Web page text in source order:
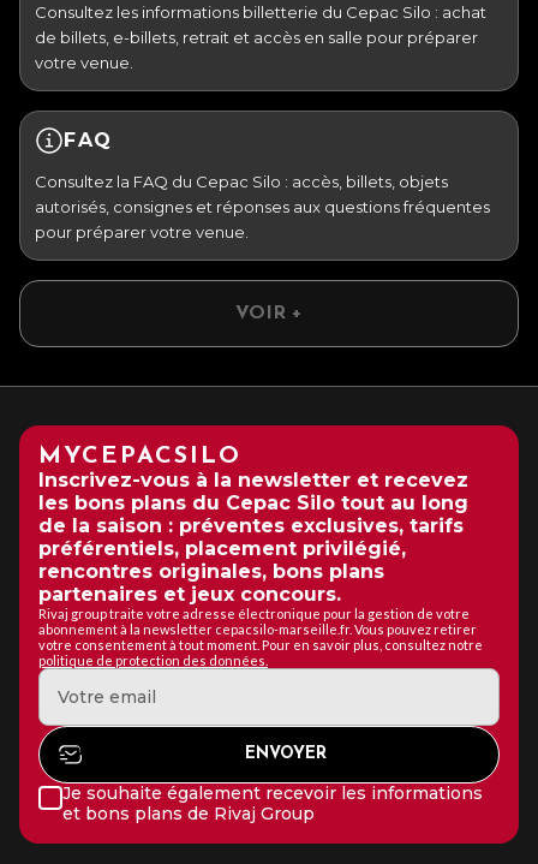
Consultez les informations billetterie du Cepac Silo : achat
de billets, e-billets, retrait et accès en salle pour préparer
votre venue.
FAQ
Consultez la FAQ du Cepac Silo : accès, billets, objets
autorisés, consignes et réponses aux questions fréquentes
pour préparer votre venue.
VOIR +
MYCEPACSILO
Inscrivez-vous à la newsletter et recevez
les bons plans du Cepac Silo tout au long
de la saison : préventes exclusives, tarifs
préférentiels, placement privilégié,
rencontres originales, bons plans
partenaires et jeux concours.
Rivaj group traite votre adresse électronique pour la gestion de votre
abonnement à la newsletter cepacsilo-marseille.fr. Vous pouvez retirer
votre consentement à tout moment. Pour en savoir plus, consultez notre
politique de protection des données.
Je souhaite également recevoir les informations
et bons plans de Rivaj Group